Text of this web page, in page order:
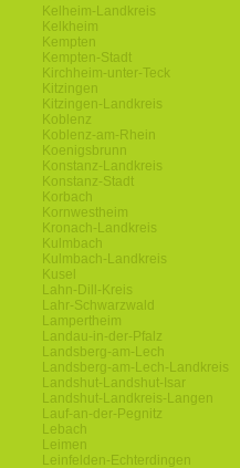
Kelheim-Landkreis
Kelkheim
Kempten
Kempten-Stadt
Kirchheim-unter-Teck
Kitzingen
Kitzingen-Landkreis
Koblenz
Koblenz-am-Rhein
Koenigsbrunn
Konstanz-Landkreis
Konstanz-Stadt
Korbach
Kornwestheim
Kronach-Landkreis
Kulmbach
Kulmbach-Landkreis
Kusel
Lahn-Dill-Kreis
Lahr-Schwarzwald
Lampertheim
Landau-in-der-Pfalz
Landsberg-am-Lech
Landsberg-am-Lech-Landkreis
Landshut-Landshut-Isar
Landshut-Landkreis-Langen
Lauf-an-der-Pegnitz
Lebach
Leimen
Leinfelden-Echterdingen